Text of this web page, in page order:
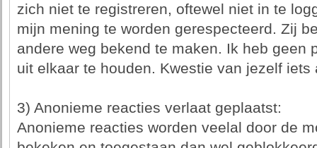
zich niet te registreren, oftewel niet in te
mijn mening te worden gerespecteerd. Zij
andere weg bekend te maken. Ik heb geen
uit elkaar te houden. Kwestie van jezelf iets
3) Anonieme reacties verlaat geplaatst:
Anonieme reacties worden veelal door de